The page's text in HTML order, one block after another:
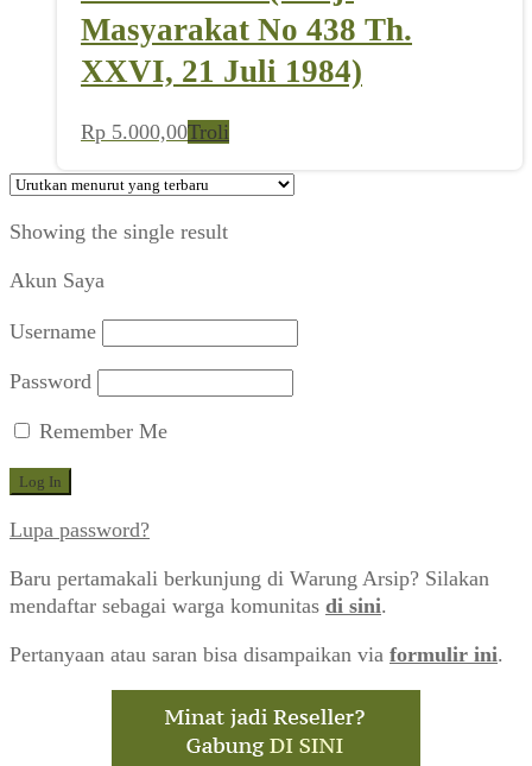
Masyarakat No 438 Th.
XXVI, 21 Juli 1984)
Rp 5.000,00Troli
Showing the single result
Akun Saya
Username
Password
Remember Me
Lupa password?
Baru pertamakali berkunjung di Warung Arsip? Silakan
mendaftar sebagai warga komunitas di sini.
Pertanyaan atau saran bisa disampaikan via formulir ini.